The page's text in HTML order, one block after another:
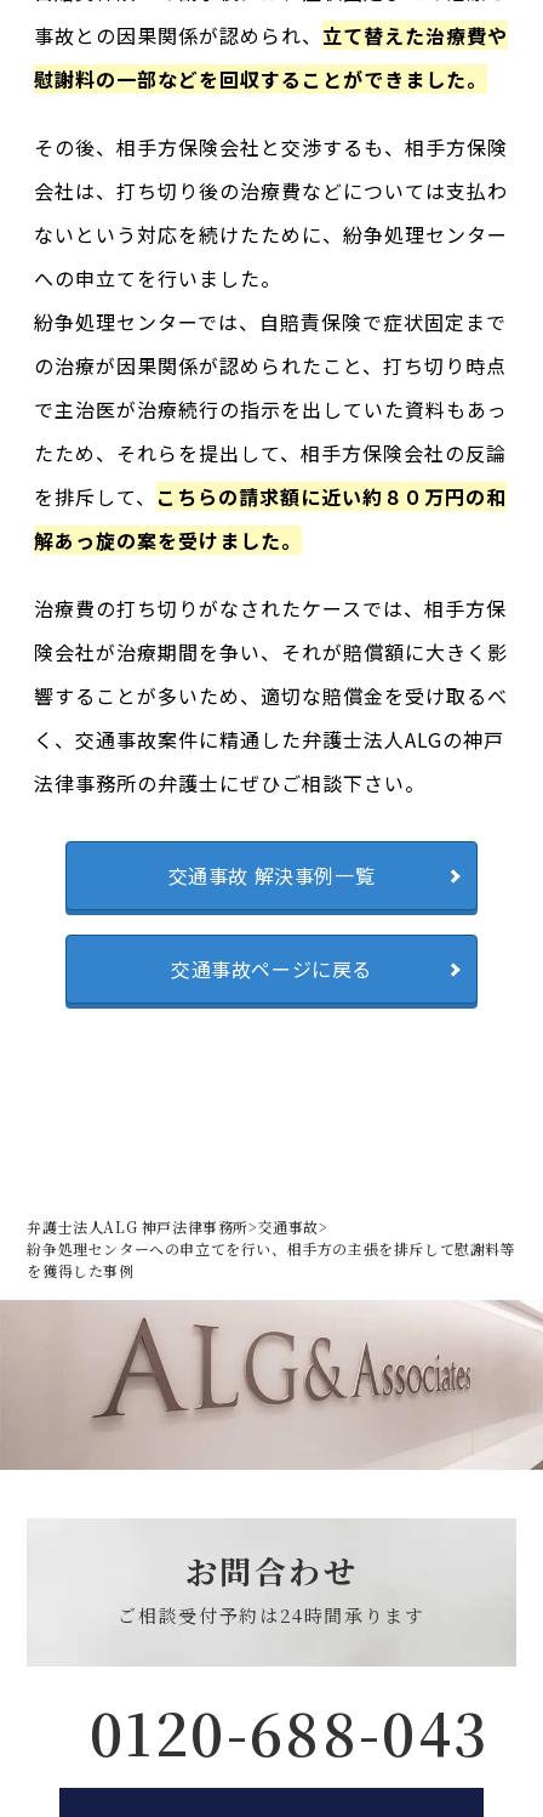
事故との因果関係が認められ、 立て替えた治療費や
慰謝料の一部などを回収することができました。
その後、相手方保険会社と交渉するも、相手方保険
会社は、打ち切り後の治療費などについては支払わ
ないという対応を続けたために、紛争処理センター
への申立てを行いました。
紛争処理センターでは、自賠責保険で症状固定まで
の治療が因果関係が認められたこと、打ち切り時点
で主治医が治療続行の指示を出していた資料もあっ
たため、それらを提出して、相手方保険会社の反論
を排斥して、 こちらの請求額に近い約８０万円の和
解あっ旋の案を受けました。
治療費の打ち切りがなされたケースでは、相手方保
険会社が治療期間を争い、それが賠償額に大きく影
響することが多いため、適切な賠償金を受け取るべ
く、交通事故案件に精通した弁護士法人ALGの神戸
法律事務所の弁護士にぜひご相談下さい。
交通事故 解決事例一覧
交通事故ページに戻る
弁護士法人ALG 神戸法律事務所>交通事故>
紛争処理センターへの申立てを行い、相手方の主張を排斥して慰謝料等
を獲得した事例
お問合わせ
ご相談受付予約は24時間承ります
0120-688-043